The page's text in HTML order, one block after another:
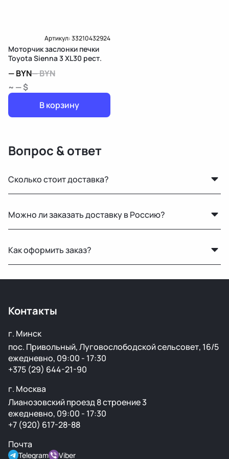
Артикул:33210432924
Моторчик заслонки печки
Toyota Sienna 3 XL30 рест.
—BYN—BYN
~ — $
В корзину
Вопрос & ответ
Сколько стоит доставка?
доставки. Менеджер рассчитает точную цену при
оформлении.
Можно ли заказать доставку в Россию?
другие регионы РФ. Работаем с проверенными
транспортными компаниями.
Как оформить заказ?
Контакты
г. Минск
пос. Привольный, Луговослободской сельсовет, 16/5
ежедневно, 09:00 - 17:30
+375 (29) 644-21-90
г. Москва
Лианозовский проезд 8 строение 3
ежедневно, 09:00 - 17:30
+7 (920) 617-28-88
Почта
Telegram Viber